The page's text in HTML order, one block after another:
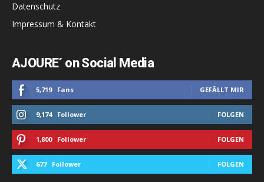
Datenschutz
Impressum & Kontakt
AJOURE´ on Social Media
5,719 Fans GEFÄLLT MIR
9,174 Follower FOLGEN
1,800 Follower FOLGEN
677 Follower FOLGEN